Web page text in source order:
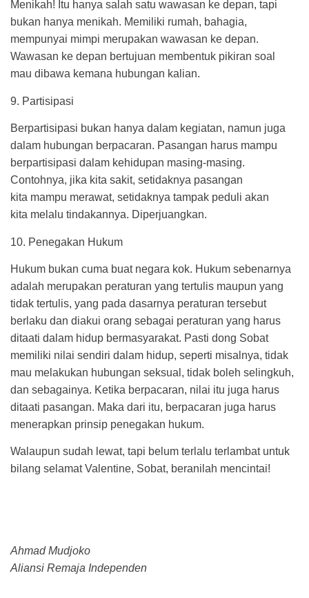
Menikah! Itu hanya salah satu wawasan ke depan, tapi
bukan hanya menikah. Memiliki rumah, bahagia,
mempunyai mimpi merupakan wawasan ke depan.
Wawasan ke depan bertujuan membentuk pikiran soal
mau dibawa kemana hubungan kalian.
9. Partisipasi
Berpartisipasi bukan hanya dalam kegiatan, namun juga
dalam hubungan berpacaran. Pasangan harus mampu
berpartisipasi dalam kehidupan masing-masing.
Contohnya, jika kita sakit, setidaknya pasangan
kita mampu merawat, setidaknya tampak peduli akan
kita melalu tindakannya. Diperjuangkan.
10. Penegakan Hukum
Hukum bukan cuma buat negara kok. Hukum sebenarnya
adalah merupakan peraturan yang tertulis maupun yang
tidak tertulis, yang pada dasarnya peraturan tersebut
berlaku dan diakui orang sebagai peraturan yang harus
ditaati dalam hidup bermasyarakat. Pasti dong Sobat
memiliki nilai sendiri dalam hidup, seperti misalnya, tidak
mau melakukan hubungan seksual, tidak boleh selingkuh,
dan sebagainya. Ketika berpacaran, nilai itu juga harus
ditaati pasangan. Maka dari itu, berpacaran juga harus
menerapkan prinsip penegakan hukum.
Walaupun sudah lewat, tapi belum terlalu terlambat untuk
bilang selamat Valentine, Sobat, beranilah mencintai!
Ahmad Mudjoko
Aliansi Remaja Independen